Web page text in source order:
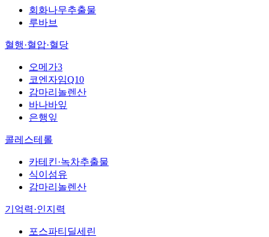
회화나무추출물
루바브
혈행·혈압·혈당
오메가3
코엔자임Q10
감마리놀렌산
바나바잎
은행잎
콜레스테롤
카테킨·녹차추출물
식이섬유
감마리놀렌산
기억력·인지력
포스파티딜세린